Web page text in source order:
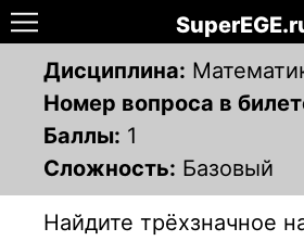
Дисциплина:
Номер вопроса в
Баллы: 1
Сложность: Базовый
Найдите трёхзначное